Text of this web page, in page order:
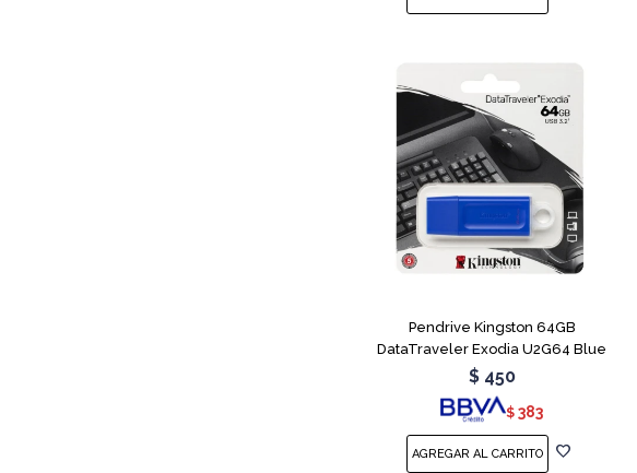
Pendrive Kingston 64GB
DataTraveler Exodia U2G64 Blue
$ 450
$ 383